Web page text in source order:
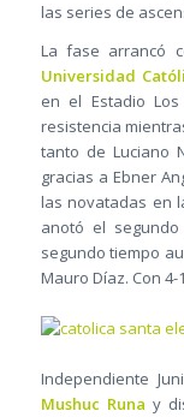
las series de
La fase arrancó
Universidad
en el Estadio
resistencia
tanto de Luciano
gracias a Ebner
las novatadas en
anotó el
segundo tiempo
Mauro Díaz. Con
Independiente
Mushuc Runa y